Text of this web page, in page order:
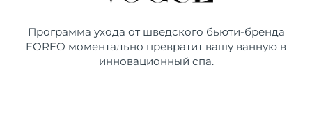
Программа ухода от шведского бьюти-бренда
FOREO моментально превратит вашу ванную в
инновационный спа.